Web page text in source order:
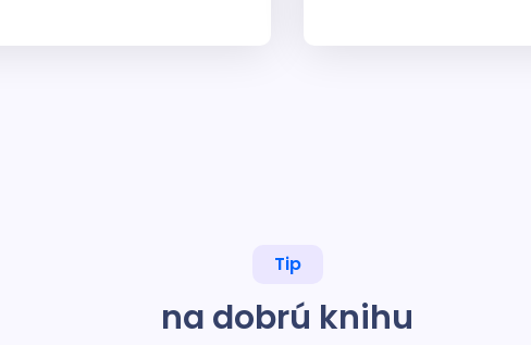
Tip
na dobrú knihu